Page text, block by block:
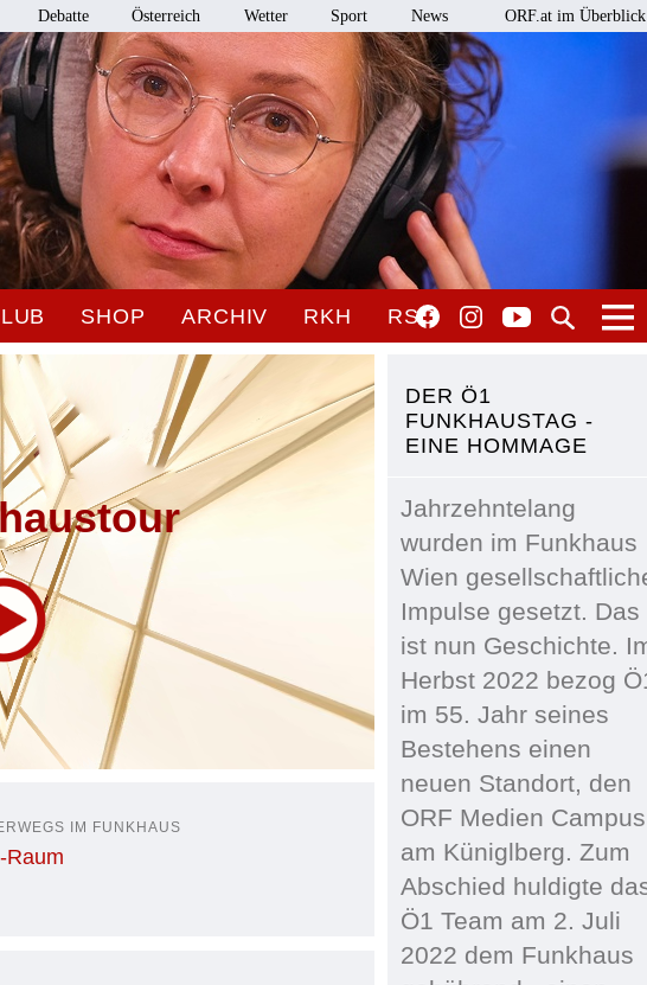
Debatte Österreich Wetter Sport News ORF.at im Überblick
SHOP ARCHIV RKH RSO
DER Ö1
FUNKHAUSTAG -
EINE HOMMAGE
Jahrzehntelang
wurden im Funkhaus
Wien
Impulse gesetzt. Das
ist nun Geschichte.
Herbst 2022 bezog
im 55. Jahr seines
Bestehens einen
neuen Standort, den
ORF Medien Campus
am Küniglberg. Zum
Abschied huldigte
Ö1 Team am 2. Juli
2022 dem Funkhaus
IM FUNKHAUS
Raum